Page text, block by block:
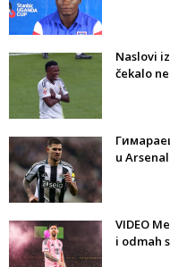
Naslovi
čekalo
u
VIDEO
i odmah